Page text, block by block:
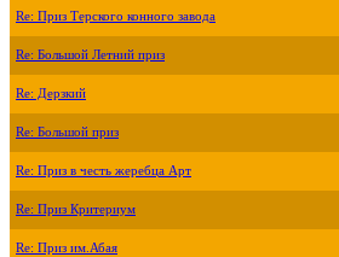
Re: Приз Терского конного завода
Re: Большой Летний приз
Re: Дерзкий
Re: Большой приз
Re: Приз в честь жеребца Арт
Re: Приз Критериум
Re: Приз им.Абая